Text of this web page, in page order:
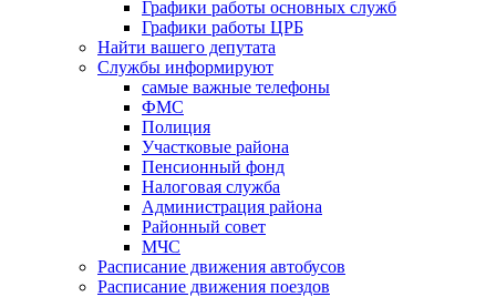
Графики работы основных служб
Графики работы ЦРБ
Найти вашего депутата
Службы информируют
самые важные телефоны
ФМС
Полиция
Участковые района
Пенсионный фонд
Налоговая служба
Администрация района
Районный совет
МЧС
Расписание движения автобусов
Расписание движения поездов